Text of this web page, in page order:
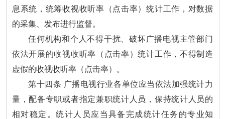
息系统，统筹收视收听率（点击率）统计工作，对数据
的采集、发布进行监督。
任何机构和个人不得干扰、破坏广播电视主管部门
依法开展的收视收听率（点击率）统计工作，不得制造
虚假的收视收听率（点击率）。
第十四条 广播电视行业各单位应当依法加强统计力
量，配备专职或者指定兼职统计人员，保持统计人员的
相对稳定。统计人员应当具备完成统计任务的专业知